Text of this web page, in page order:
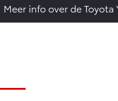
Meer info over de Toyota